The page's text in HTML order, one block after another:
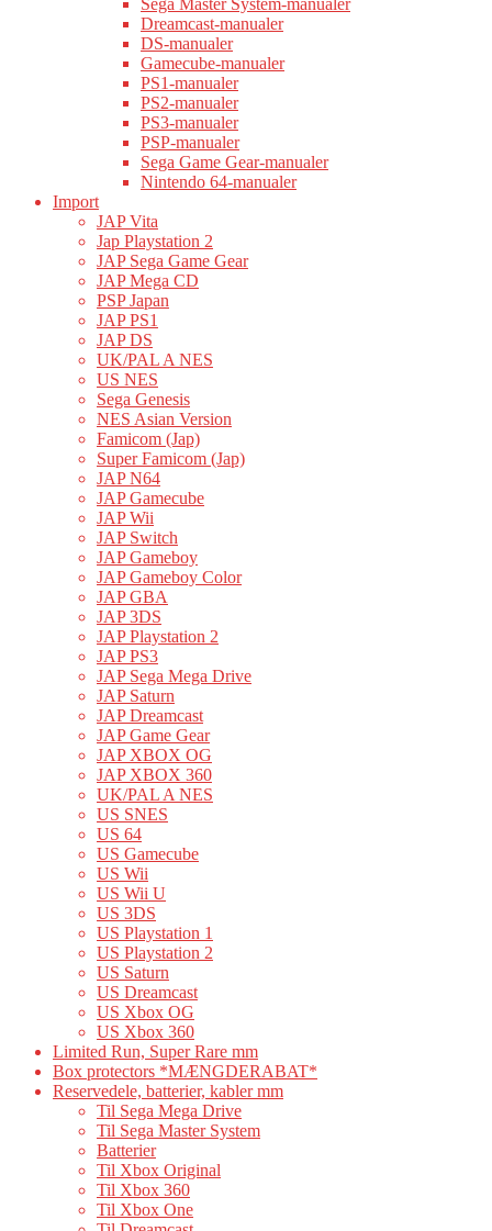
Sega Master System-manualer
Dreamcast-manualer
DS-manualer
Gamecube-manualer
PS1-manualer
PS2-manualer
PS3-manualer
PSP-manualer
Sega Game Gear-manualer
Nintendo 64-manualer
Import
JAP Vita
Jap Playstation 2
JAP Sega Game Gear
JAP Mega CD
PSP Japan
JAP PS1
JAP DS
UK/PAL A NES
US NES
Sega Genesis
NES Asian Version
Famicom (Jap)
Super Famicom (Jap)
JAP N64
JAP Gamecube
JAP Wii
JAP Switch
JAP Gameboy
JAP Gameboy Color
JAP GBA
JAP 3DS
JAP Playstation 2
JAP PS3
JAP Sega Mega Drive
JAP Saturn
JAP Dreamcast
JAP Game Gear
JAP XBOX OG
JAP XBOX 360
UK/PAL A NES
US SNES
US 64
US Gamecube
US Wii
US Wii U
US 3DS
US Playstation 1
US Playstation 2
US Saturn
US Dreamcast
US Xbox OG
US Xbox 360
Limited Run, Super Rare mm
Box protectors *MÆNGDERABAT*
Reservedele, batterier, kabler mm
Til Sega Mega Drive
Til Sega Master System
Batterier
Til Xbox Original
Til Xbox 360
Til Xbox One